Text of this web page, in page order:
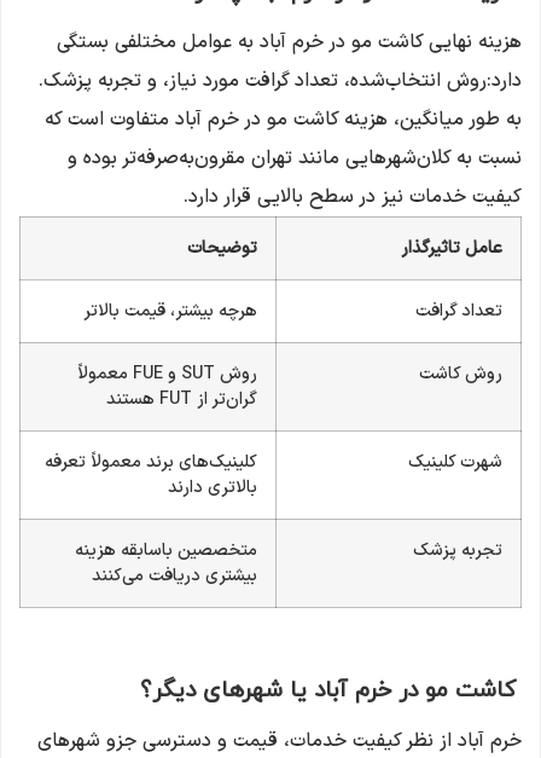
هزینه نهایی کاشت مو در خرم آباد به عوامل مختلفی بستگی
دارد:روش انتخاب‌شده، تعداد گرافت مورد نیاز، و تجربه پزشک.
به طور میانگین، هزینه کاشت مو در خرم آباد متفاوت است که
نسبت به کلان‌شهرهایی مانند تهران مقرون‌به‌صرفه‌تر بوده و
کیفیت خدمات نیز در سطح بالایی قرار دارد.
عامل تاثیرگذار توضیحات
تعداد گرافت هرچه بیشتر، قیمت بالاتر
روش کاشت
روش SUT و FUE معمولاً
گران‌تر از FUT هستند
شهرت کلینیک
کلینیک‌های برند معمولاً تعرفه
بالاتری دارند
تجربه پزشک
متخصصین باسابقه هزینه
بیشتری دریافت می‌کنند
کاشت مو در خرم آباد یا شهرهای دیگر؟
خرم آباد از نظر کیفیت خدمات، قیمت و دسترسی جزو شهرهای